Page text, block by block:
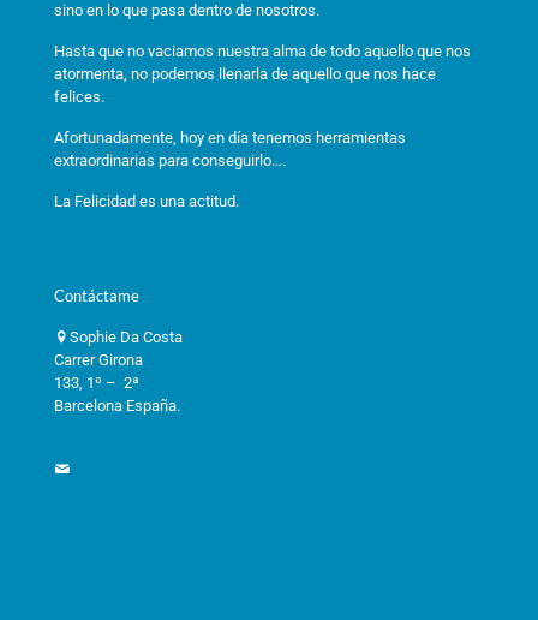
sino en lo que pasa dentro de nosotros.
Hasta que no vaciamos nuestra alma de todo aquello que nos
atormenta, no podemos llenarla de aquello que nos hace
felices.
Afortunadamente, hoy en día tenemos herramientas
extraordinarias para conseguirlo….
La Felicidad es una actitud.
Contáctame
Sophie Da Costa
Carrer Girona
133, 1º – 2ª
Barcelona España.